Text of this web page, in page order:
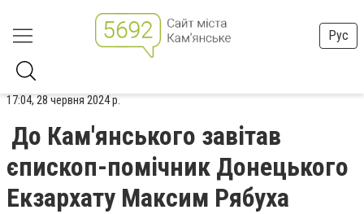
Рус
17:04, 28 червня 2024 р.
До Кам'янського завітав
єпископ-помічник Донецького
Екзархату Максим Рябуха